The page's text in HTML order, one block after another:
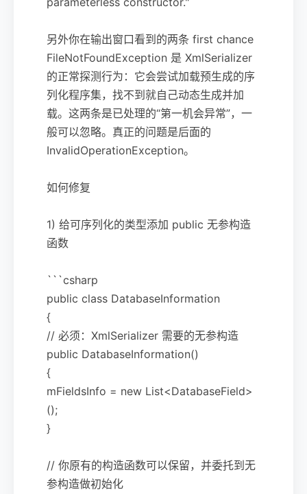
另外你在输出窗口看到的两条 first chance
FileNotFoundException 是 XmlSerializer
的正常探测行为：它会尝试加载预生成的序
列化程序集，找不到就自己动态生成并加
载。这两条是已处理的“第一机会异常”，一
般可以忽略。真正的问题是后面的
InvalidOperationException。
如何修复
1) 给可序列化的类型添加 public 无参构造
函数
```csharp
public class DatabaseInformation
{
// 必须：XmlSerializer 需要的无参构造
public DatabaseInformation()
{
mFieldsInfo = new List<DatabaseField>
();
}
// 你原有的构造函数可以保留，并委托到无
参构造做初始化